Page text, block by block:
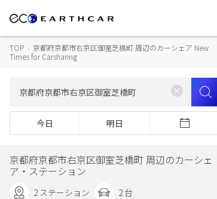
TOP › 京都府京都市右京区御室芝橋町 周辺のカーシェア New
Times for Carsharing
今日 明日
京都府京都市右京区御室芝橋町 周辺のカーシェ
ア・ステーション
2 ステーション 2 台